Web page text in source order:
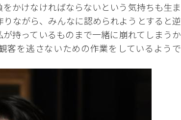
かけなければならないという気持ちも生ま
ながら、みんなに認められようとすると逆
持っているものまで一緒に崩れてしまうか
客を逃さないための作業をしているようで